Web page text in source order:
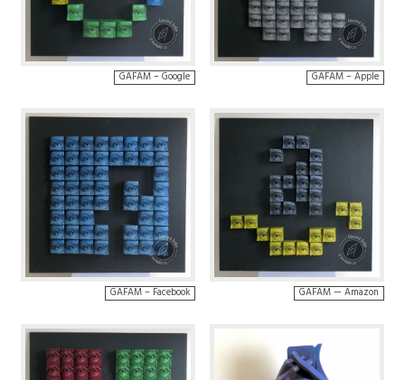
GAFAM – Google GAFAM – Apple
GAFAM – Facebook GAFAM — Amazon